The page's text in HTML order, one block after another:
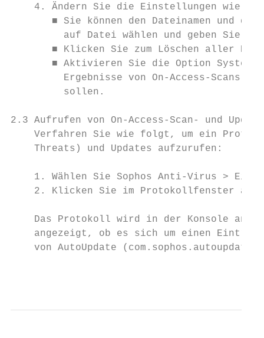
4. Ändern Sie die Einstellungen wie
■ Sie können den Dateinamen und
auf Datei wählen und geben Sie
■ Klicken Sie zum Löschen aller
■ Aktivieren Sie die Option
Ergebnisse von On-Access-Scans
         sollen.
2.3 Aufrufen von On-Access-Scan- und
Verfahren Sie wie folgt, um ein
    Threats) und Updates aufzurufen:
1. Wählen Sie Sophos Anti-Virus >
2. Klicken Sie im Protokollfenster auf
Das Protokoll wird in der Konsole
angezeigt, ob es sich um einen
von AutoUpdate (com.sophos.autoupdate)